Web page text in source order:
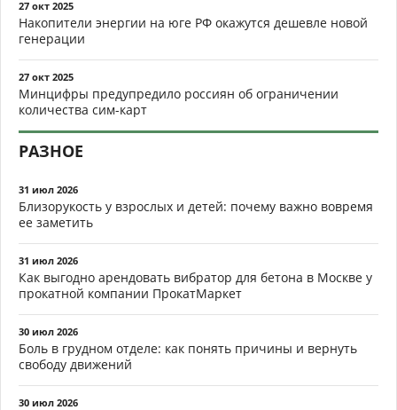
27 окт 2025
Накопители энергии на юге РФ окажутся дешевле новой
генерации
27 окт 2025
Минцифры предупредило россиян об ограничении
количества сим-карт
РАЗНОЕ
31 июл 2026
Близорукость у взрослых и детей: почему важно вовремя
ее заметить
31 июл 2026
Как выгодно арендовать вибратор для бетона в Москве у
прокатной компании ПрокатМаркет
30 июл 2026
Боль в грудном отделе: как понять причины и вернуть
свободу движений
30 июл 2026